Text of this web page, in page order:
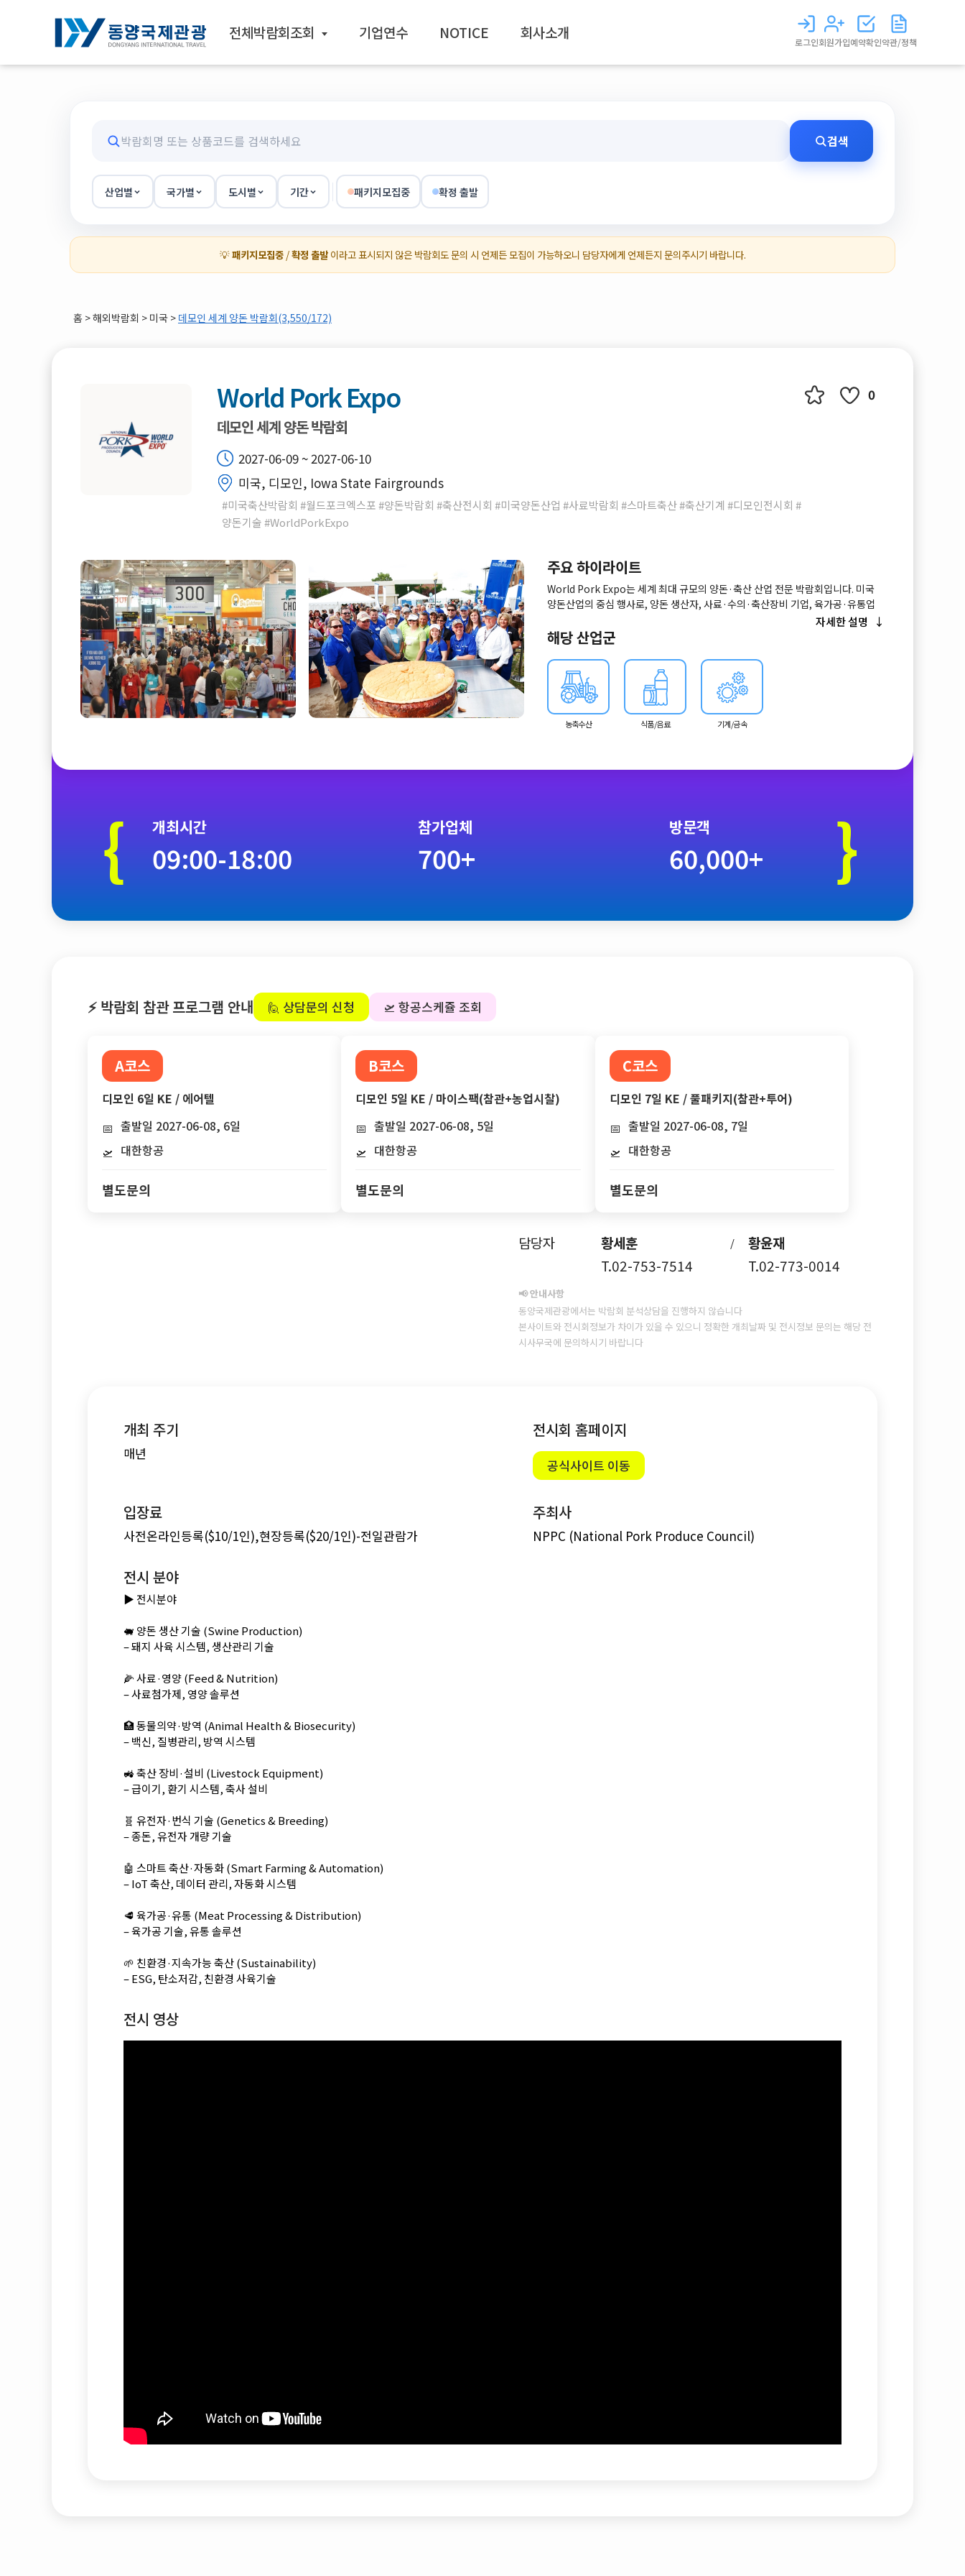
전체박람회조회 기업연수 NOTICE 회사소개
로그인회원가입예약확인약관/정책
검색
산업별 국가별 도시별 기간 패키지모집중 확정 출발
💡패키지모집중/확정 출발이라고 표시되지 않은 박람회도 문의 시 언제든 모집이 가능하오니 담당자에게 언제든지 문의주시기 바랍니다.
홈 >해외박람회 > 미국 > 데모인 세계 양돈 박람회(3,550/172)
World Pork Expo
데모인 세계 양돈 박람회
2027-06-09 ~ 2027-06-10
미국, 디모인, Iowa State Fairgrounds
#미국축산박람회 #월드포크엑스포 #양돈박람회 #축산전시회 #미국양돈산업 #사료박람회 #스마트축산 #축산기계 #디모인전시회 #
양돈기술 #WorldPorkExpo
0
주요 하이라이트
World Pork Expo는 세계 최대 규모의 양돈·축산 산업 전문 박람회입니다. 미국
양돈산업의 중심 행사로, 양돈 생산자, 사료·수의·축산장비 기업, 육가공·유통업
체, 글로벌 축산 관계자 가 대거 참가하는 글로벌 B2B 플랫폼입니다. 특히 양돈 산
업에 특화된 세계 최대 규모 행사로, 사육·질병관리·사료·유전자·스마트팜·축산
기계 등 돼지 산업 전반의 최신 기술과 시장 흐름을 확인할 수 있습니다.
자세한 설명
해당 산업군
농축수산 식품/음료 기계/금속
{ 개최시간 참가업체 방문객
09:00-18:00 700+ 60,000+ }
⚡ 박람회 참관 프로그램 안내 🙋 상담문의 신청 🛫 항공스케쥴 조회
A코스
디모인 6일 KE / 에어텔
📅 출발일 2027-06-08, 6일
🛫 대한항공
별도문의
B코스
디모인 5일 KE / 마이스팩(참관+농업시찰)
📅 출발일 2027-06-08, 5일
🛫 대한항공
별도문의
C코스
디모인 7일 KE / 풀패키지(참관+투어)
📅 출발일 2027-06-08, 7일
🛫 대한항공
별도문의
담당자 황세훈 /
황윤재
T.02-753-7514
T.02-773-0014
📢 안내사항
동양국제관광에서는 박람회 분석상담을 진행하지 않습니다
본사이트와 전시회정보가 차이가 있을 수 있으니 정확한 개최날짜 및 전시정보 문의는 해당 전
시사무국에 문의하시기 바랍니다
개최 주기
매년
전시회 홈페이지
공식사이트 이동
입장료
사전온라인등록($10/1인),현장등록($20/1인)-전일관람가
주최사
NPPC (National Pork Produce Council)
전시 분야
▶️ 전시분야
🐖 양돈 생산 기술 (Swine Production)
– 돼지 사육 시스템, 생산관리 기술
🌽 사료·영양 (Feed & Nutrition)
– 사료첨가제, 영양 솔루션
🏥 동물의약·방역 (Animal Health & Biosecurity)
– 백신, 질병관리, 방역 시스템
🚜 축산 장비·설비 (Livestock Equipment)
– 급이기, 환기 시스템, 축사 설비
🧬 유전자·번식 기술 (Genetics & Breeding)
– 종돈, 유전자 개량 기술
🤖 스마트 축산·자동화 (Smart Farming & Automation)
– IoT 축산, 데이터 관리, 자동화 시스템
🥩 육가공·유통 (Meat Processing & Distribution)
– 육가공 기술, 유통 솔루션
🌱 친환경·지속가능 축산 (Sustainability)
– ESG, 탄소저감, 친환경 사육기술
전시 영상